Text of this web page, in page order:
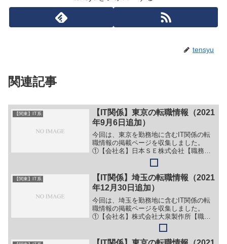
tensyu
関連記事
【関東】IT系
【IT関係】東京の転職情報（2021
年9月6日追加）
今回は、東京を勤務地に含むIT関係の転
職情報の掲載ページを収集しました。
①【会社名】日本ＳＥ株式会社【職務】
（１）システム基盤構築（２）システム
開発【勤務地】東京都新宿区西新宿2－7
－1等【詳細】転職・就職情報の詳細はこ
ちら②【会社名】株式...
【関東】IT系
【IT関係】埼玉の転職情報（2021
年12月30日追加）
今回は、埼玉を勤務地に含むIT関係の転
職情報の掲載ページを収集しました。
①【会社名】株式会社大泉製作所【職
務】（１）システム担当【勤務地】埼玉
県狭山市新狭山1丁目11番4号等【詳細】
転職・就職情報の詳細はこちら②【会社